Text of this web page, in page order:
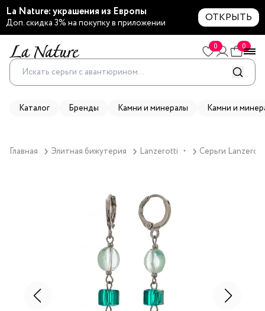
La Nature: украшения из Европы
Доп. скидка 3% на покупку в приложении ОТКРЫТЬ
0 0
Каталог Бренды Камни и минералы Камни и
Главная Элитная бижутерия Lanzerotti ▼ Серьги